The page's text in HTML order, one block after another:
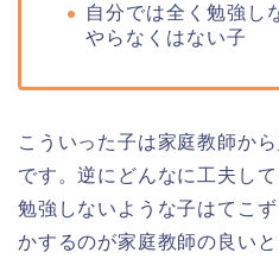
自分では全く勉強し
やらなくはない子
こういった子は家庭教師か
です。逆にどんなに工夫し
勉強しないような子はてこ
かするのが家庭教師の良いと